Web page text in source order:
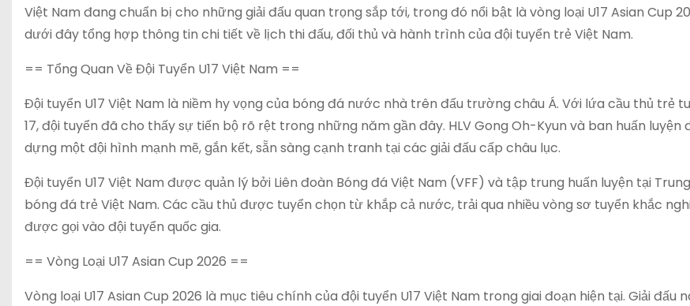
Việt Nam đang chuẩn bị cho những giải đấu quan trọng sắp tới, trong đó nổi bật là vòng loại U17 Asian Cup
dưới đây tổng hợp thông tin chi tiết về lịch thi đấu, đối thủ và hành trình của đội tuyển trẻ Việt Nam.
== Tổng Quan Về Đội Tuyển U17 Việt Nam ==
Đội tuyển U17 Việt Nam là niềm hy vọng của bóng đá nước nhà trên đấu trường châu Á. Với lứa cầu thủ trẻ
17, đội tuyển đã cho thấy sự tiến bộ rõ rệt trong những năm gần đây. HLV Gong Oh-Kyun và ban huấn luyện
dựng một đội hình mạnh mẽ, gắn kết, sẵn sàng cạnh tranh tại các giải đấu cấp châu lục.
Đội tuyển U17 Việt Nam được quản lý bởi Liên đoàn Bóng đá Việt Nam (VFF) và tập trung huấn luyện tại
bóng đá trẻ Việt Nam. Các cầu thủ được tuyển chọn từ khắp cả nước, trải qua nhiều vòng sơ tuyển khắc
được gọi vào đội tuyển quốc gia.
== Vòng Loại U17 Asian Cup 2026 ==
Vòng loại U17 Asian Cup 2026 là mục tiêu chính của đội tuyển U17 Việt Nam trong giai đoạn hiện tại. Giải đấu